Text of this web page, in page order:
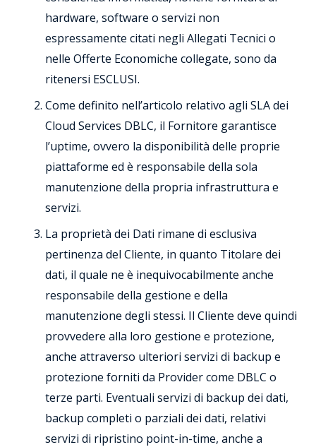
hardware, software o servizi non
espressamente citati negli Allegati Tecnici o
nelle Offerte Economiche collegate, sono da
ritenersi ESCLUSI.
Come definito nell’articolo relativo agli SLA dei
Cloud Services DBLC, il Fornitore garantisce
l’uptime, ovvero la disponibilità delle proprie
piattaforme ed è responsabile della sola
manutenzione della propria infrastruttura e
servizi.
La proprietà dei Dati rimane di esclusiva
pertinenza del Cliente, in quanto Titolare dei
dati, il quale ne è inequivocabilmente anche
responsabile della gestione e della
manutenzione degli stessi. Il Cliente deve quindi
provvedere alla loro gestione e protezione,
anche attraverso ulteriori servizi di backup e
protezione forniti da Provider come DBLC o
terze parti. Eventuali servizi di backup dei dati,
backup completi o parziali dei dati, relativi
servizi di ripristino point-in-time, anche a